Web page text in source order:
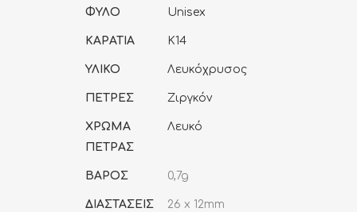
ΦΥΛΟ Unisex
ΚΑΡΑΤΙΑ K14
ΥΛΙΚΟ Λευκόχρυσος
ΠΕΤΡΕΣ Ζιργκόν
ΧΡΩΜΑ
ΠΕΤΡΑΣ
Λευκό
ΒΑΡΟΣ 0,7g
ΔΙΑΣΤΑΣΕΙΣ 26 x 12mm